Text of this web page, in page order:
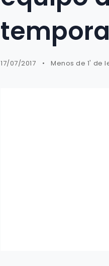
17/07/2017 Menos de 1' de